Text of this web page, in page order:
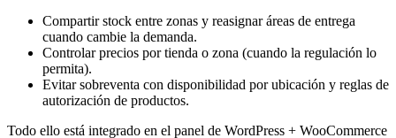
Compartir stock entre zonas y reasignar áreas de entrega
cuando cambie la demanda.
Controlar precios por tienda o zona (cuando la regulación lo
permita).
Evitar sobreventa con disponibilidad por ubicación y reglas de
autorización de productos.
Todo ello está integrado en el panel de WordPress + WooCommerce